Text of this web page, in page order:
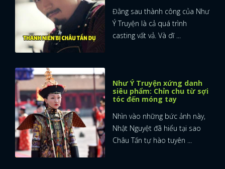
Đằng sau thành công của Như
Ý Truyện là cả quá trình
casting vất vả. Và dĩ ...
Như Ý Truyện xứng danh
siêu phẩm: Chỉn chu từ sợi
tóc đến móng tay
Nhìn vào những bức ảnh này,
Nhật Nguyệt đã hiểu tại sao
Châu Tấn tự hào tuyên ...